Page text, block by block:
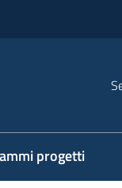
progetti